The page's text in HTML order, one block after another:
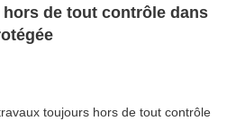
de tout contrôle dans